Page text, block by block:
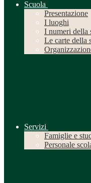
Scuola
Presentazione
I luoghi
I numeri della
Le carte della
Servizi
Famiglie e
Personale